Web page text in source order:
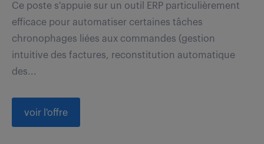
Ce poste s'appuie sur un outil ERP particulièrement
efficace pour automatiser certaines tâches
chronophages liées aux commandes (gestion
intuitive des factures, reconstitution automatique
des...
voir l'offre